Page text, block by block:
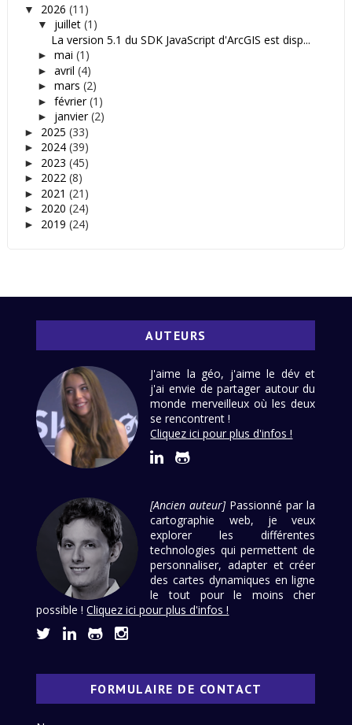
▼ 2026 (11)
▼ juillet (1)
La version 5.1 du SDK JavaScript d'ArcGIS est disp...
► mai (1)
► avril (4)
► mars (2)
► février(1)
► janvier(2)
► 2025 (33)
► 2024 (39)
► 2023 (45)
► 2022 (8)
► 2021 (21)
► 2020 (24)
► 2019 (24)
AUTEURS
J'aime la géo, j'aime le dév et
j'ai envie de partager autour du
monde merveilleux où les deux
se rencontrent !
Cliquez ici pour plus d'infos !
[Ancien auteur]Passionné par la
cartographie web, je veux
explorer les différentes
technologies qui permettent de
personnaliser, adapter et créer
des cartes dynamiques en ligne
le tout pour le moins cher
possible !Cliquez ici pour plus d'infos !
FORMULAIRE DE CONTACT